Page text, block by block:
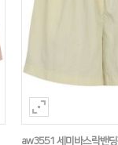
aw3551 세미바스락밴딩